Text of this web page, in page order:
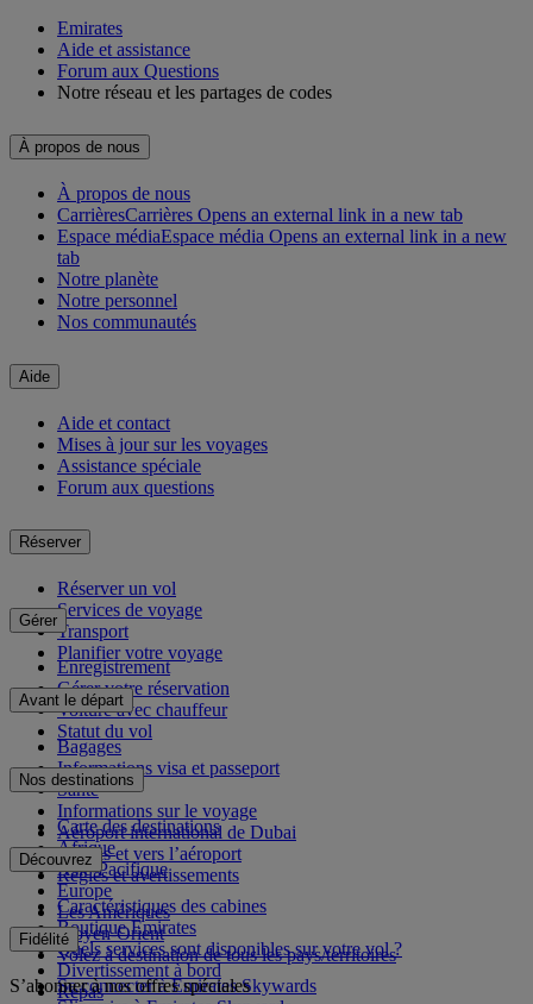
Emirates
Aide et assistance
Forum aux Questions
Notre réseau et les partages de codes
À propos de nous
À propos de nous
CarrièresCarrières Opens an external link in a new tab
Espace médiaEspace média Opens an external link in a new
tab
Notre planète
Notre personnel
Nos communautés
Aide
Aide et contact
Mises à jour sur les voyages
Assistance spéciale
Forum aux questions
Réserver
Réserver un vol
Services de voyage
Transport
Planifier votre voyage
Gérer
Enregistrement
Gérer votre réservation
Voiture avec chauffeur
Statut du vol
Avant le départ
Bagages
Informations visa et passeport
Santé
Informations sur le voyage
Aéroport international de Dubai
Depuis et vers l’aéroport
Règles et avertissements
Nos destinations
Carte des destinations
Afrique
Asie-Pacifique
Europe
Les Amériques
Moyen-Orient
Volez à destination de tous les pays/territoires
Découvrez
Caractéristiques des cabines
Boutique Emirates
Quels services sont disponibles sur votre vol ?
Divertissement à bord
Repas
Fidélité
Se connecter à Emirates Skywards
S’abonner à nos offres spéciales